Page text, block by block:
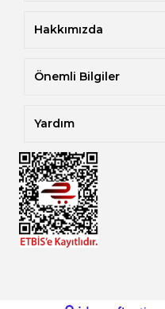
Hakkımızda
Önemli Bilgiler
Yardım